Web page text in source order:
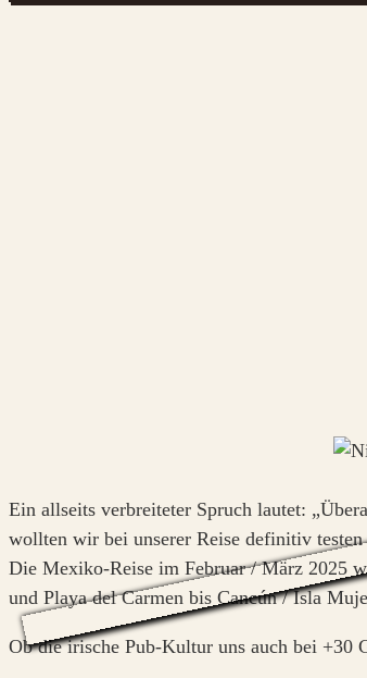
Ein allseits verbreiteter Spruch lautet:
wollten wir bei unserer Reise definitiv
Die Mexiko-Reise im Februar / März 2025
und Playa del Carmen bis Cancún / Isla
Ob die irische Pub-Kultur uns auch bei +30